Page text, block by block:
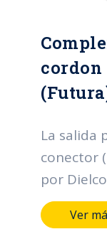
La salida
conector
por
características:
de
Ver